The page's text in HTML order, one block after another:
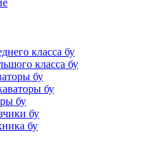
класса бу
класса бу
бу
бу
бу
бу
бу